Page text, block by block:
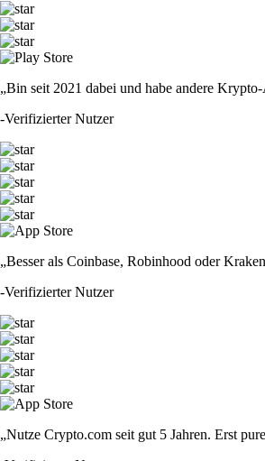
„Bin seit 2021 dabei und habe andere
-Verifizierter Nutzer
„Besser als Coinbase, Robinhood oder
-Verifizierter Nutzer
„Nutze Crypto.com seit gut 5 Jahren. Erst